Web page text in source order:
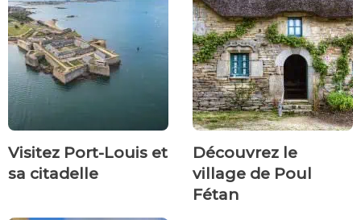
Visitez Port-Louis et
sa citadelle
Découvrez le
village de Poul
Fétan